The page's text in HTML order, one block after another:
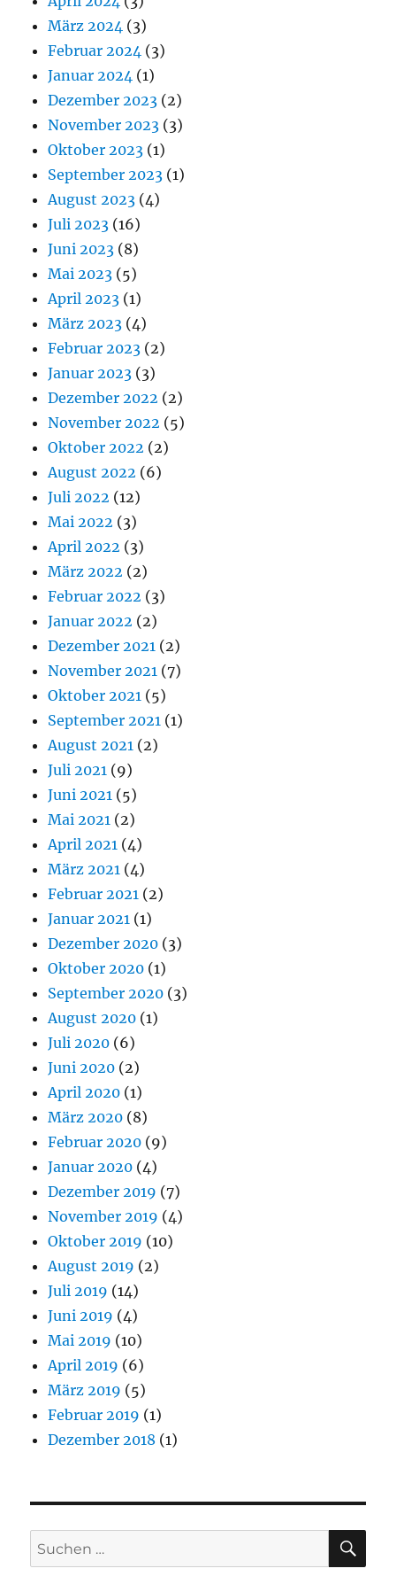
März 2024 (3)
Februar 2024 (3)
Januar 2024 (1)
Dezember 2023 (2)
November 2023 (3)
Oktober 2023 (1)
September 2023 (1)
August 2023 (4)
Juli 2023 (16)
Juni 2023 (8)
Mai 2023 (5)
April 2023 (1)
März 2023 (4)
Februar 2023 (2)
Januar 2023 (3)
Dezember 2022 (2)
November 2022 (5)
Oktober 2022 (2)
August 2022 (6)
Juli 2022 (12)
Mai 2022 (3)
April 2022 (3)
März 2022 (2)
Februar 2022 (3)
Januar 2022 (2)
Dezember 2021 (2)
November 2021 (7)
Oktober 2021 (5)
September 2021 (1)
August 2021 (2)
Juli 2021 (9)
Juni 2021 (5)
Mai 2021 (2)
April 2021 (4)
März 2021 (4)
Februar 2021 (2)
Januar 2021 (1)
Dezember 2020 (3)
Oktober 2020 (1)
September 2020 (3)
August 2020 (1)
Juli 2020 (6)
Juni 2020 (2)
April 2020 (1)
März 2020 (8)
Februar 2020 (9)
Januar 2020 (4)
Dezember 2019 (7)
November 2019 (4)
Oktober 2019 (10)
August 2019 (2)
Juli 2019 (14)
Juni 2019 (4)
Mai 2019 (10)
April 2019 (6)
März 2019 (5)
Februar 2019 (1)
Dezember 2018 (1)
Suchen
nach: